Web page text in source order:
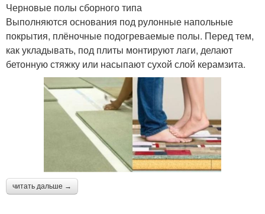
Черновые полы сборного типа
Выполняются основания под рулонные напольные
покрытия, плёночные подогреваемые полы. Перед тем,
как укладывать, под плиты монтируют лаги, делают
бетонную стяжку или насыпают сухой слой керамзита.
читать дальше →